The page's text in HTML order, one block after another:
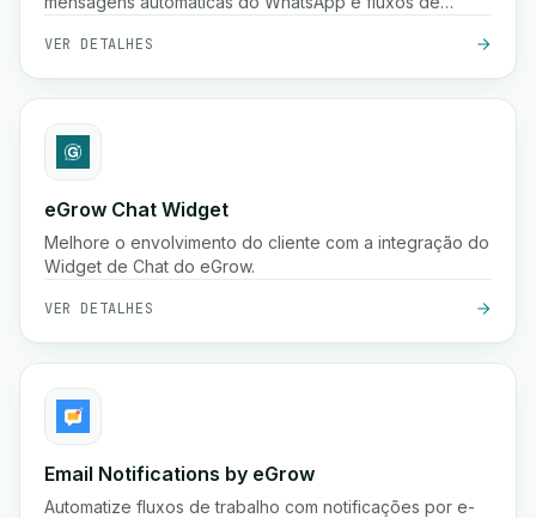
ajudando empresas de comércio eletrônico a crescer,
envolver clientes e gerir operações de forma contínua.
VER DETALHES
eGrow Chat Widget
Melhore o envolvimento do cliente com a integração do
Widget de Chat do eGrow.
VER DETALHES
Email Notifications by eGrow
Automatize fluxos de trabalho com notificações por e-